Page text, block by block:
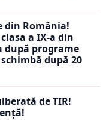
din România!
a IX-a din
programe
după 20
de TIR!